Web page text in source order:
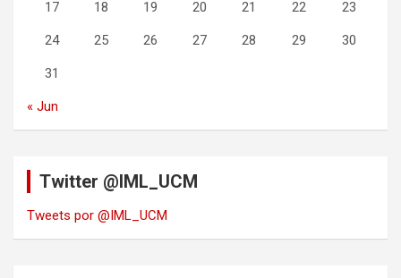
17 18 19 20 21 22 23
24 25 26 27 28 29 30
31
« Jun
Twitter @IML_UCM
Tweets por @IML_UCM